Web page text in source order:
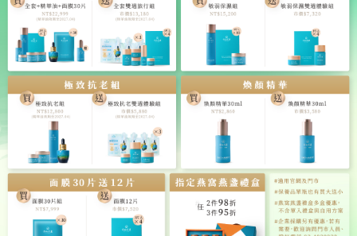
宅配隔天到貨(正常配送區域)、超取一般約3~5天配達門
市，依各物流實際狀況為準
．2/6 下午4點後：最後出貨後完成的訂單將於2/15後出
貨配送
2/6 - 2/15： 門市營業時間內
皆提供【官網訂單來店
自取】與【商品現場選購】
2/10 初一到2/12 初三 每天早上9點到中午12點：開